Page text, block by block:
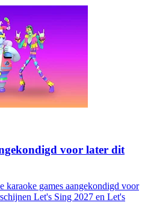
voor later dit
karaoke games aangekondigd voor
Let's Sing 2027 en Let's